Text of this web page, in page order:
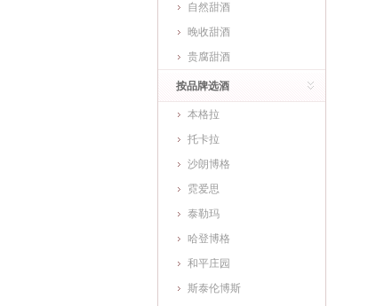
自然甜酒
晚收甜酒
贵腐甜酒
按品牌选酒
本格拉
托卡拉
沙朗博格
霓爱思
泰勒玛
哈登博格
和平庄园
斯泰伦博斯